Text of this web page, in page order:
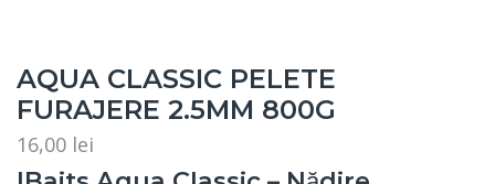
AQUA CLASSIC PELETE
FURAJERE 2.5MM 800G
16,00 lei